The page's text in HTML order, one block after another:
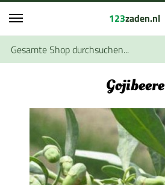
123zaden.nl
Gojibeere